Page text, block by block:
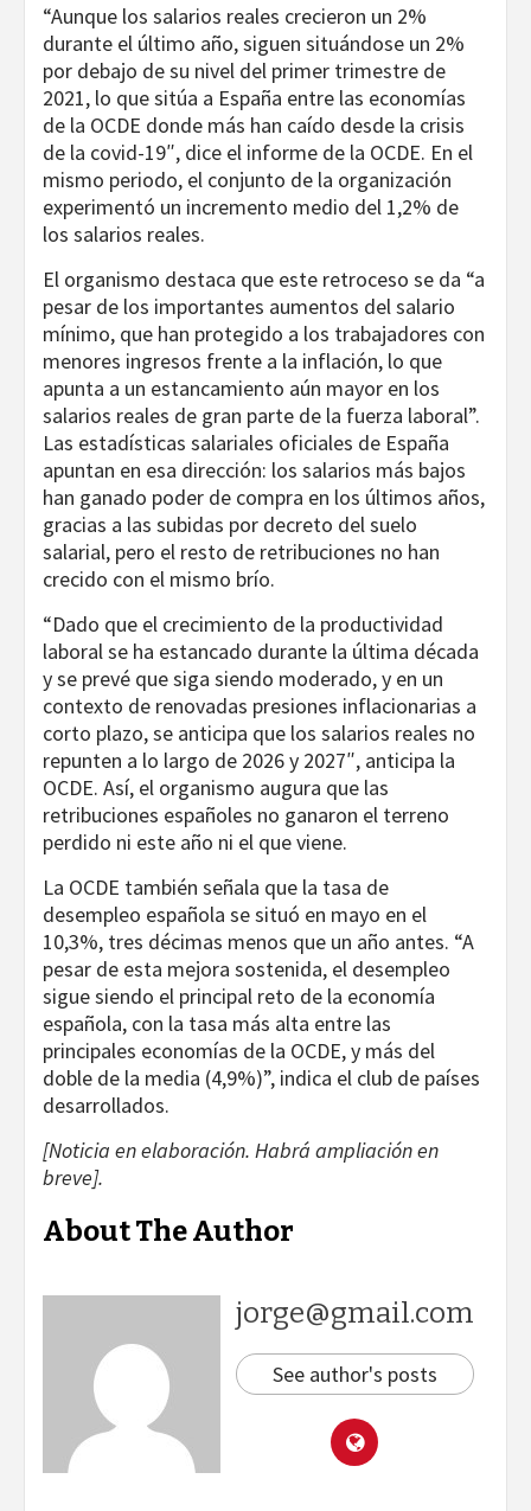
“Aunque los salarios reales crecieron un 2%
durante el último año, siguen situándose un 2%
por debajo de su nivel del primer trimestre de
2021, lo que sitúa a España entre las economías
de la OCDE donde más han caído desde la crisis
de la covid-19″, dice el informe de la OCDE. En el
mismo periodo, el conjunto de la organización
experimentó un incremento medio del 1,2% de
los salarios reales.
El organismo destaca que este retroceso se da “a
pesar de los importantes aumentos del salario
mínimo, que han protegido a los trabajadores con
menores ingresos frente a la inflación, lo que
apunta a un estancamiento aún mayor en los
salarios reales de gran parte de la fuerza laboral”.
Las estadísticas salariales oficiales de España
apuntan en esa dirección: los salarios más bajos
han ganado poder de compra en los últimos años,
gracias a las subidas por decreto del suelo
salarial, pero el resto de retribuciones no han
crecido con el mismo brío.
“Dado que el crecimiento de la productividad
laboral se ha estancado durante la última década
y se prevé que siga siendo moderado, y en un
contexto de renovadas presiones inflacionarias a
corto plazo, se anticipa que los salarios reales no
repunten a lo largo de 2026 y 2027″, anticipa la
OCDE. Así, el organismo augura que las
retribuciones españoles no ganaron el terreno
perdido ni este año ni el que viene.
La OCDE también señala que la tasa de
desempleo española se situó en mayo en el
10,3%, tres décimas menos que un año antes. “A
pesar de esta mejora sostenida, el desempleo
sigue siendo el principal reto de la economía
española, con la tasa más alta entre las
principales economías de la OCDE, y más del
doble de la media (4,9%)”, indica el club de países
desarrollados.
[Noticia en elaboración. Habrá ampliación en
breve].
About The Author
jorge@gmail.com
See author's posts